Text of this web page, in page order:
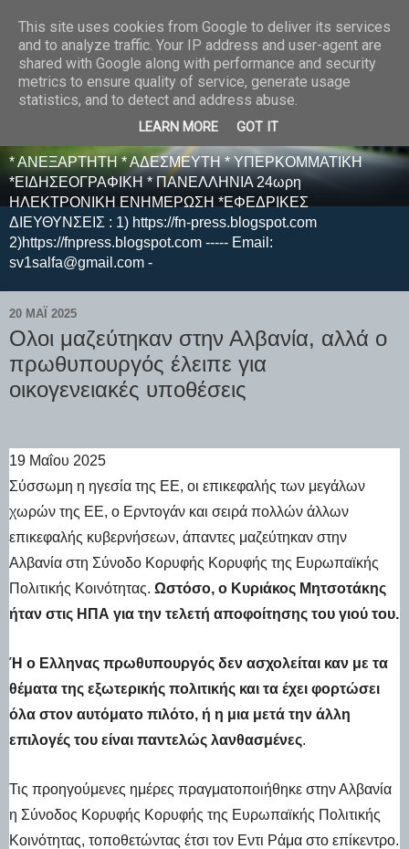
E F E N P R E S S -
ΗΛΕΚΤΡΟΝΙΚΗ
ΕΦΗΜΕΡΙΔΑ
* ΑΝΕΞΑΡΤΗΤΗ * ΑΔΕΣΜΕΥΤΗ * ΥΠΕΡΚΟΜΜΑΤΙΚΗ
*ΕΙΔΗΣΕΟΓΡΑΦΙΚΗ * ΠΑΝΕΛΛΗΝΙΑ 24ωρη
ΗΛΕΚΤΡΟΝΙΚΗ ΕΝΗΜΕΡΩΣΗ *ΕΦΕΔΡΙΚΕΣ
ΔΙΕΥΘΥΝΣΕΙΣ : 1) https://fn-press.blogspot.com
2)https://fnpress.blogspot.com ----- Email:
sv1salfa@gmail.com -
20 ΜΑΪ́ 2025
Ολοι μαζεύτηκαν στην Αλβανία, αλλά ο
πρωθυπουργός έλειπε για
οικογενειακές υποθέσεις
19 Μαΐου 2025
Σύσσωμη η ηγεσία της ΕΕ, οι επικεφαλής των μεγάλων
χωρών της ΕΕ, ο Ερντογάν και σειρά πολλών άλλων
επικεφαλής κυβερνήσεων, άπαντες μαζεύτηκαν στην
Αλβανία στη Σύνοδο Κορυφής Κορυφής της Ευρωπαϊκής
Πολιτικής Κοινότητας. Ωστόσο, ο Κυριάκος Μητσοτάκης
ήταν στις ΗΠΑ για την τελετή αποφοίτησης του γιού του.
Ή ο Ελληνας πρωθυπουργός δεν ασχολείται καν με τα
θέματα της εξωτερικής πολιτικής και τα έχει φορτώσει
όλα στον αυτόματο πιλότο, ή η μια μετά την άλλη
επιλογές του είναι παντελώς λανθασμένες.
Τις προηγούμενες ημέρες πραγματοποιήθηκε στην Αλβανία
η Σύνοδος Κορυφής Κορυφής της Ευρωπαϊκής Πολιτικής
Κοινότητας, τοποθετώντας έτσι τον Εντι Ράμα στο επίκεντρο.
This site uses cookies from Google to deliver its services
and to analyze traffic. Your IP address and user-agent are
shared with Google along with performance and security
metrics to ensure quality of service, generate usage
statistics, and to detect and address abuse.
LEARN MORE GOT IT